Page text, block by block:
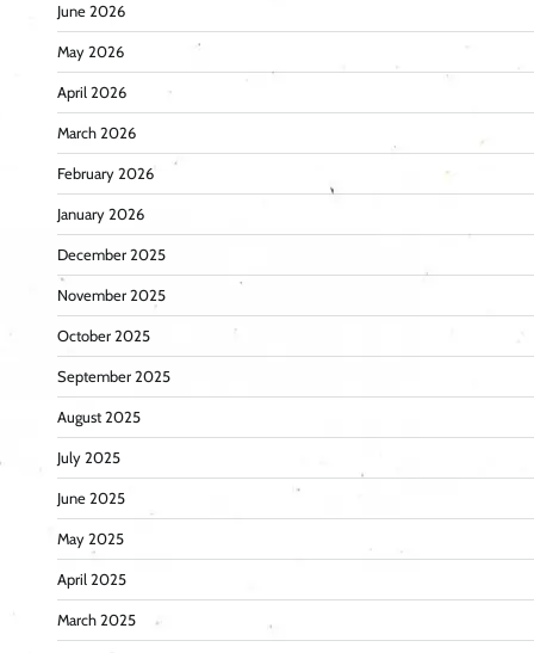
June 2026
May 2026
April 2026
March 2026
February 2026
January 2026
December 2025
November 2025
October 2025
September 2025
August 2025
July 2025
June 2025
May 2025
April 2025
March 2025